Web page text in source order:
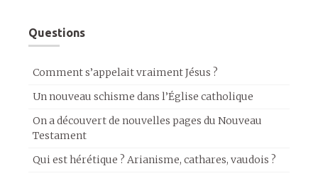
Questions
Comment s’appelait vraiment Jésus ?
Un nouveau schisme dans l’Église catholique
On a découvert de nouvelles pages du Nouveau
Testament
Qui est hérétique ? Arianisme, cathares, vaudois ?